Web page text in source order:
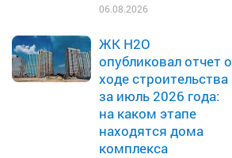
06.08.2026
ЖК H2O
опубликовал отчет о
ходе строительства
за июль 2026 года:
на каком этапе
находятся дома
комплекса